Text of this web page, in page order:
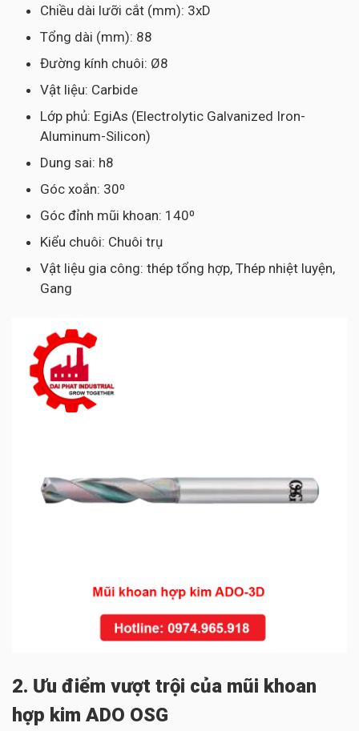
Chiều dài lưỡi cắt (mm): 3xD
Tổng dài (mm): 88
Đường kính chuôi: Ø8
Vật liệu: Carbide
Lớp phủ: EgiAs (Electrolytic Galvanized Iron-
Aluminum-Silicon)
Dung sai: h8
Góc xoắn: 30⁰
Góc đỉnh mũi khoan: 140⁰
Kiểu chuôi: Chuôi trụ
Vật liệu gia công: thép tổng hợp, Thép nhiệt luyện,
Gang
2. Ưu điểm vượt trội của mũi khoan
hợp kim ADO OSG